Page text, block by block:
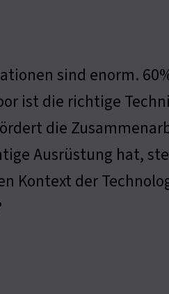
sind enorm.
ist die richtige
die
Ausrüstung hat,
Kontext der